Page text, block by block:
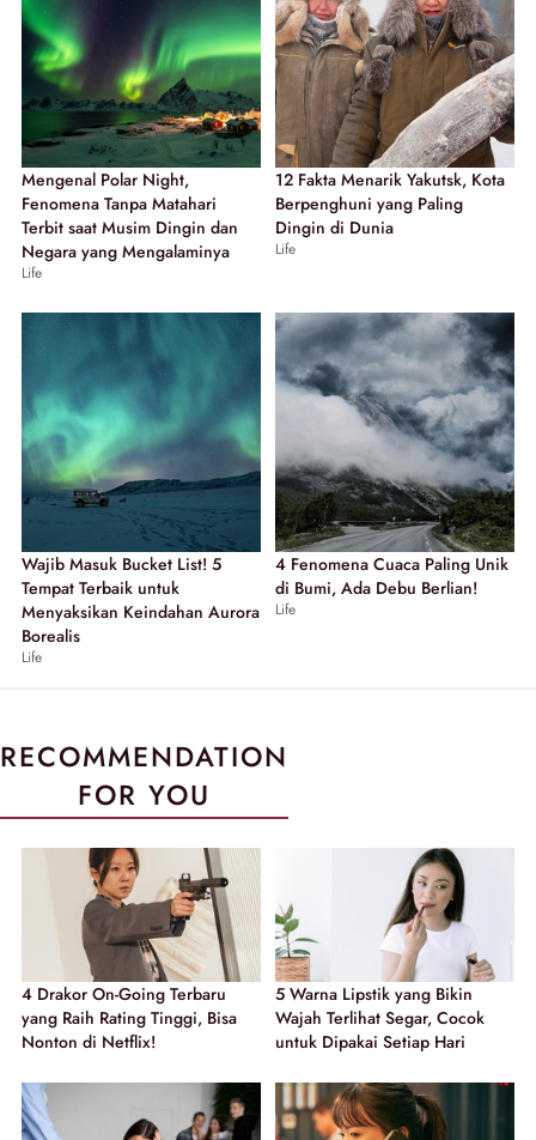
Mengenal Polar Night,
Fenomena Tanpa Matahari
Terbit saat Musim Dingin dan
Negara yang Mengalaminya
Life
12 Fakta Menarik Yakutsk, Kota
Berpenghuni yang Paling
Dingin di Dunia
Life
Wajib Masuk Bucket List! 5
Tempat Terbaik untuk
Menyaksikan Keindahan Aurora
Borealis
Life
4 Fenomena Cuaca Paling Unik
di Bumi, Ada Debu Berlian!
Life
RECOMMENDATION
FOR YOU
4 Drakor On-Going Terbaru
yang Raih Rating Tinggi, Bisa
Nonton di Netflix!
5 Warna Lipstik yang Bikin
Wajah Terlihat Segar, Cocok
untuk Dipakai Setiap Hari